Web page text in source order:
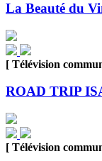
La Beauté du
[ Télévision
ROAD TRIP
[ Télévision